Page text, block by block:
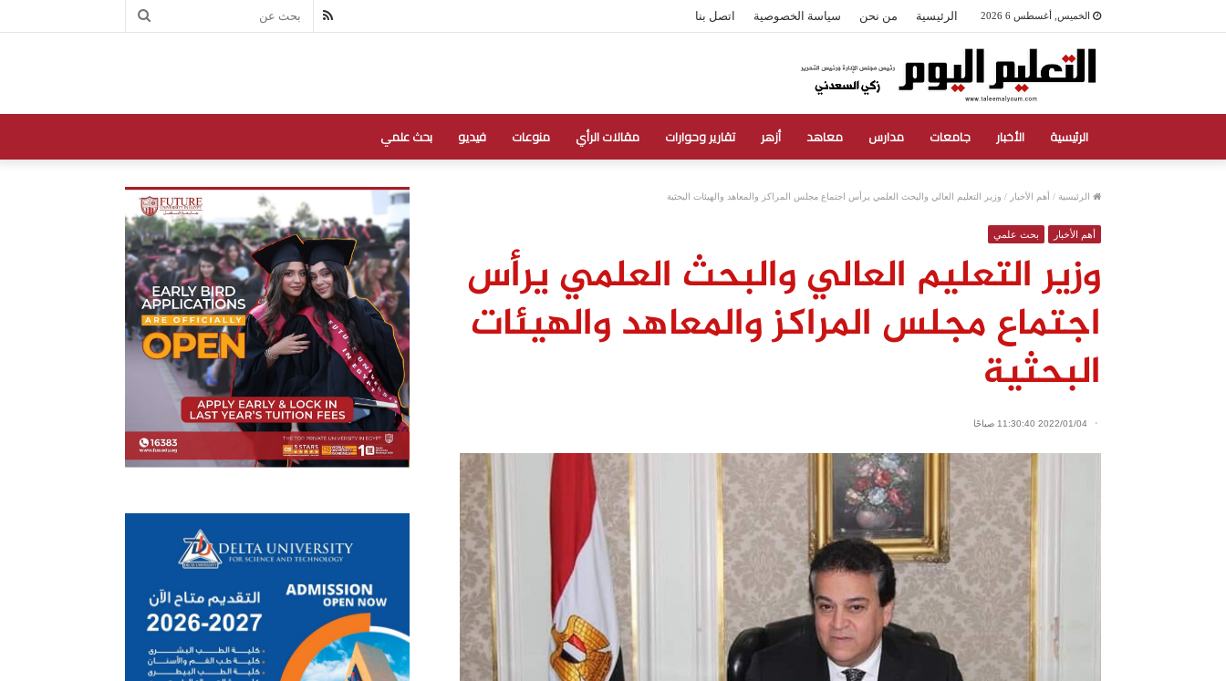
الخميس, أغسطس 6 2026 الرئيسية من نحن سياسة الخصوصية اتصل بنا بحث RSS
الرئيسية الأخبار جامعات مدارس معاهد أزهر تقارير وحوارات مقالات الرأي منوعات فيديو بحث علمي
الرئيسية / أهم الأخبار / وزير التعليم العالي والبحث العلمي يرأس اجتماع مجلس المراكز والمعاهد والهيئات البحثية
أهم الأخبار بحث علمي
وزير التعليم العالي والبحث العلمي يرأس
اجتماع مجلس المراكز والمعاهد والهيئات
البحثية
2022/01/04 11:30:40 صباحًا